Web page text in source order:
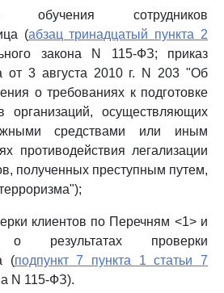
обучения сотрудников
(абзац тринадцатый пункта 2
закона N 115-ФЗ; приказ
от 3 августа 2010 г. N 203 "Об
о требованиях к подготовке
организаций, осуществляющих
средствами или иным
противодействия легализации
полученных преступным путем,
клиентов по Перечням <1> и
о результатах проверки
(подпункт 7 пункта 1 статьи 7
N 115-ФЗ).